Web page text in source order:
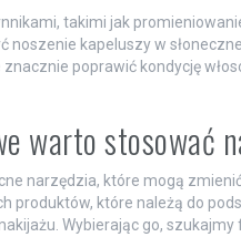
takimi jak
kapeluszy w
poprawić kondycję
warto stosować
narzędzia, które mogą
produktów, które należą do
Wybierając go, szukajmy